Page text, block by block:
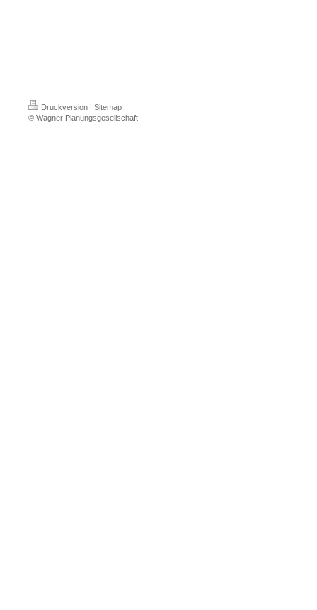
Druckversion | Sitemap
© Wagner Planungsgesellschaft